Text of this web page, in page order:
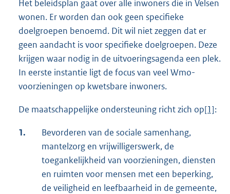
Het beleidsplan gaat over alle inwoners die in Velsen
wonen. Er worden dan ook geen specifieke
doelgroepen benoemd. Dit wil niet zeggen dat er
geen aandacht is voor specifieke doelgroepen. Deze
krijgen waar nodig in de uitvoeringsagenda een plek.
In eerste instantie ligt de focus van veel Wmo-
voorzieningen op kwetsbare inwoners.
De maatschappelijke ondersteuning richt zich op[1]:
1.
Bevorderen van de sociale samenhang,
mantelzorg en vrijwilligerswerk, de
toegankelijkheid van voorzieningen, diensten
en ruimten voor mensen met een beperking,
de veiligheid en leefbaarheid in de gemeente,